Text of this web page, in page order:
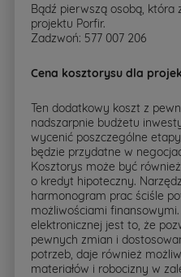
Bądź pierwszą osobą, która
projektu Porfir.
Zadzwoń: 577 007 206
Cena kosztorysu dla
Ten dodatkowy koszt z
nadszarpnie budżetu
wycenić poszczególne
będzie przydatne w
Kosztorys może być
o kredyt hipoteczny.
harmonogram prac ściśle
możliwościami
elektronicznej jest to, że
pewnych zmian i
potrzeb, daje również
materiałów i robocizny w